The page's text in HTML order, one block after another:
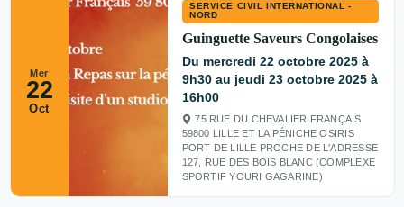
Mer
22
Oct
SERVICE CIVIL INTERNATIONAL -
NORD
Guinguette Saveurs Congolaises
Du mercredi 22 octobre 2025 à
9h30 au jeudi 23 octobre 2025 à
16h00
75 RUE DU CHEVALIER FRANÇAIS
59800 LILLE ET LA PÉNICHE OSIRIS
PORT DE LILLE PROCHE DE L'ADRESSE
127, RUE DES BOIS BLANC (COMPLEXE
SPORTIF YOURI GAGARINE)